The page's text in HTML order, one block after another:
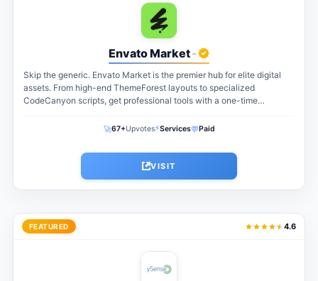
Envato Market-
Skip the generic. Envato Market is the premier hub for elite digital
assets. From high-end ThemeForest layouts to specialized
CodeCanyon scripts, get professional tools with a one-time
🚀67+Upvotes⚡Services💬Paid
VISIT
FEATURED 4.6